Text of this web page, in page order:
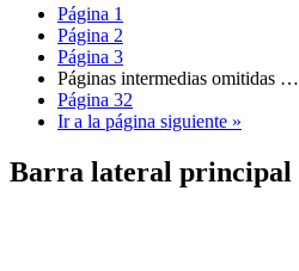
Página 1
Página 2
Página 3
Páginas intermedias omitidas …
Página 32
Ir a la página siguiente »
Barra lateral principal